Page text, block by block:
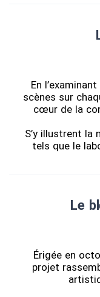
En
scènes sur
cœur de la
S’y illustrent la
tels que le
Le
Érigée en
projet